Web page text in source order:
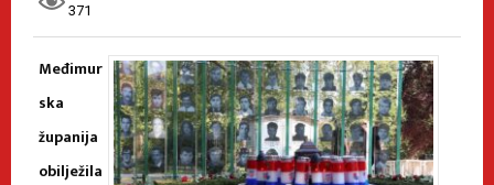
371
Međimur
ska
županija
obilježila